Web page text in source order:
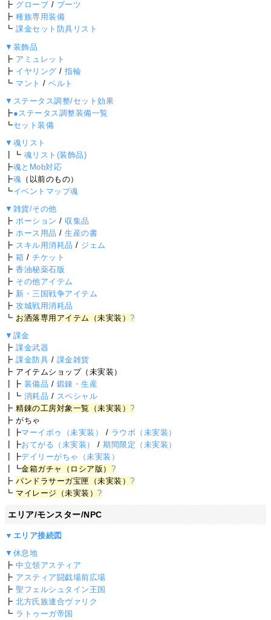
┣ グローブ / ブーツ
┣種族専用装備
┗課金セット防具リスト
▼装飾品
┣ アミュレット
┣ イヤリング /指輪
┗ マント /ベルト
▼ステータス調整/セット効果
┣●ステータス調整装備一覧
┗セット装備
▼魂リスト
┃┗ 魂リスト(装飾品)
┣魂とMob対応
┣魂 （以前のもの）
┗イベントマップ魂
▼雑貨/その他
┣ ポーション / 収集品
┣ ホース用品 /生産の書
┣ スキル用消耗品 / ジェム
┣箱 /チケット
┣香油秘薬石版
┣ その他アイテム
┣ 新・三国戦争アイテム
┣攻城戦用消耗品
┗ お洒落専用アイテム（未実装）?
▼課金
┣課金武器
┣課金防具 / 課金雑貨
┣ アイテムショップ（未実装）
┃┣ 装備品 / 鍛錬・生産
┃┗ 消耗品 / スペシャル
┣精錬の工房対象一覧（未実装）?
┣ がちゃ
┃┣マーイボゥ（未実装） / ラウボ（未実装）
┃┣おてがる（未実装） /期間限定（未実装）
┃┣デイリーがちゃ（未実装）
┃┗金箱ガチャ（ロシア版） ?
┣パンドラサーガ宝匣（未実装）?
┗ マイレージ（未実装）?
エリア/モンスター/NPC
▼エリア接続図
▼休息地
┣中立領アスティア
┣ アスティア闘戯場前広場
┣聖フェルシュタイン王国
┣北方氏族連合ヴァリク
┗ ラトゥーガ帝国